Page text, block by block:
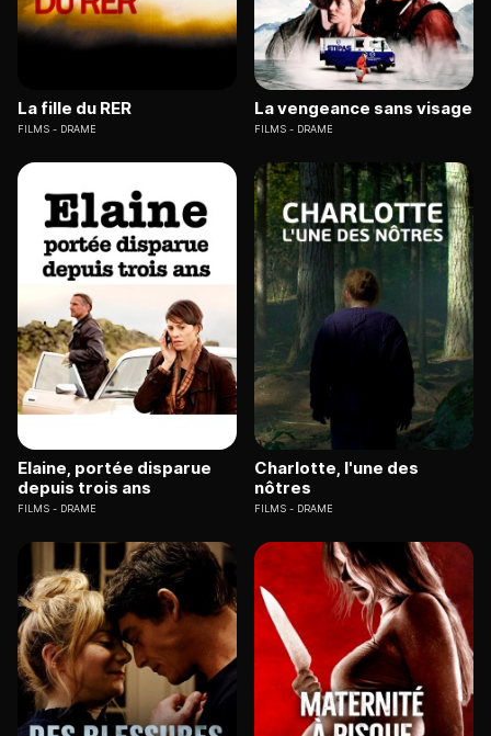
La fille du RER
FILMS DRAME
La vengeance sans visage
FILMS DRAME
Elaine, portée disparue
depuis trois ans
FILMS DRAME
Charlotte, l'une des
nôtres
FILMS DRAME